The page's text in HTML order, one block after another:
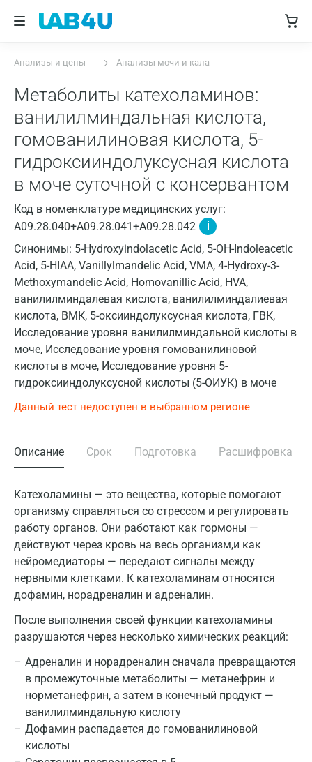
Анализы и цены Анализы мочи и кала
Метаболиты катехоламинов:
ванилилминдальная кислота,
гомованилиновая кислота, 5-
гидроксииндолуксусная кислота
в моче суточной с консервантом
Код в номенклатуре медицинских услуг:
A09.28.040+A09.28.041+A09.28.042
i
Синонимы: 5-Hydroxyindolacetic Acid, 5-OH-Indoleacetic
Acid, 5-HIAA, Vanillylmandelic Acid, VMA, 4-Hydroxy-3-
Methoxymandelic Acid, Homovanillic Acid, HVA,
ванилилминдалевая кислота, ванилилминдалиевая
кислота, ВМК, 5-оксииндолуксусная кислота, ГВК,
Исследование уровня ванилилминдальной кислоты в
моче, Исследование уровня гомованилиновой
кислоты в моче, Исследование уровня 5-
гидроксииндолуксусной кислоты (5-ОИУК) в моче
Данный тест недоступен в выбранном регионе
Описание Срок Подготовка Расшифровка
Катехоламины — это вещества, которые помогают
организму справляться со стрессом и регулировать
работу органов. Они работают как гормоны —
действуют через кровь на весь организм,и как
нейромедиаторы — передают сигналы между
нервными клетками. К катехоламинам относятся
дофамин, норадреналин и адреналин.
После выполнения своей функции катехоламины
разрушаются через несколько химических реакций:
Адреналин и норадреналин сначала превращаются
в промежуточные метаболиты — метанефрин и
норметанефрин, а затем в конечный продукт —
ванилилминдальную кислоту
Дофамин распадается до гомованилиновой
кислоты